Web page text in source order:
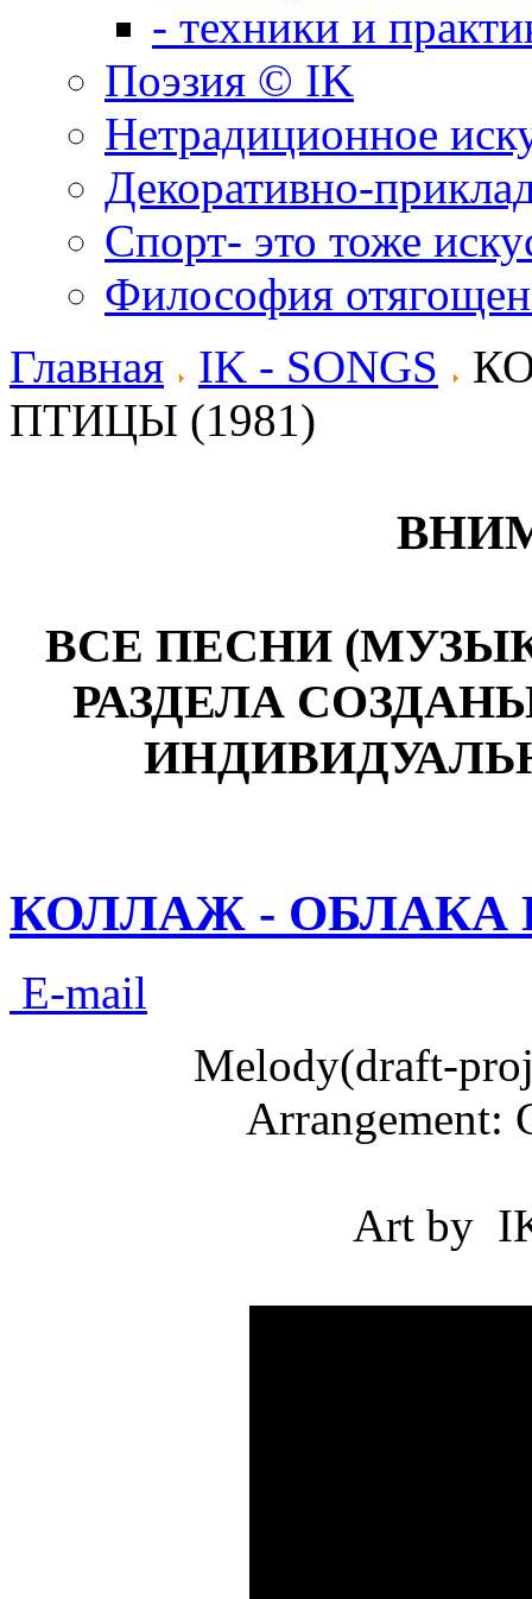
- техники и
Поэзия © IK
Нетрадиционное
Декоративно-
Спорт- это тоже
Философия
Главная
IK - SONGS
ПТИЦЫ (1981)
ВСЕ ПЕСНИ
РАЗДЕЛА
КОЛЛАЖ - ОБЛАКА
E-mail
Melody(draft-
Arrangement:
Art by